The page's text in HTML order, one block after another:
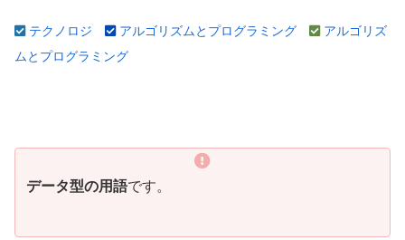
テクノロジ アルゴリズムとプログラミング
アルゴリズ
ムとプログラミング
データ型の用語です。